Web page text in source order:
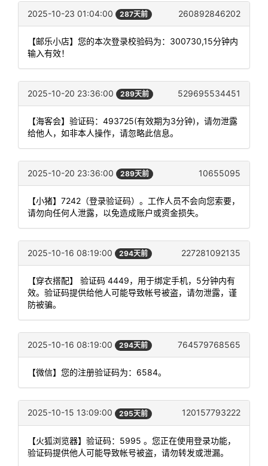
2025-10-23 01:04:00 287天前 260892846202
【邮乐小店】您的本次登录校验码为：300730,15分钟内
输入有效！
2025-10-20 23:36:00 289天前 529695534451
【海客会】验证码：493725(有效期为3分钟)，请勿泄露
给他人，如非本人操作，请忽略此信息。
2025-10-20 23:36:00 289天前 10655095
【小猪】7242（登录验证码）。工作人员不会向您索要，
请勿向任何人泄露，以免造成账户或资金损失。
2025-10-16 08:19:00 294天前 227281092135
【穿衣搭配】 验证码 4449，用于绑定手机，5分钟内有
效。验证码提供给他人可能导致帐号被盗，请勿泄露，谨
防被骗。
2025-10-16 08:19:00 294天前 764579768565
【微信】您的注册验证码为：6584。
2025-10-15 13:09:00 295天前 120157793222
【火狐浏览器】验证码：5995 。您正在使用登录功能，
验证码提供他人可能导致帐号被盗，请勿转发或泄漏。